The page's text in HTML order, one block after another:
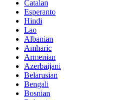
Catalan
Esperanto
Hindi
Lao
Albanian
Amharic
Armenian
Azerbaijani
Belarusian
Bengali
Bosnian